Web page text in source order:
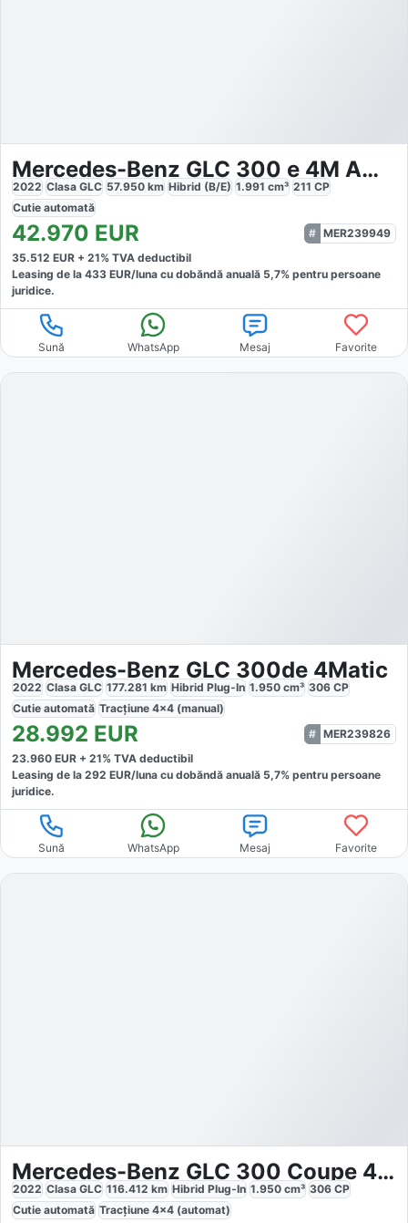
Mercedes-Benz GLC 300 e 4M AMG
2022 Clasa GLC 57.950 km Hibrid (B/E) 1.991 cm³ 211 CP
Cutie automată
42.970 EUR
MER239949
35.512 EUR + 21% TVA deductibil
Leasing de la 433 EUR/luna cu dobăndă anuală 5,7% pentru persoane
juridice.
Sună WhatsApp Mesaj Favorite
Mercedes-Benz GLC 300de 4Matic
2022 Clasa GLC 177.281 km Hibrid Plug-In 1.950 cm³ 306 CP
Cutie automată Tracțiune 4x4 (manual)
28.992 EUR
MER239826
23.960 EUR + 21% TVA deductibil
Leasing de la 292 EUR/luna cu dobăndă anuală 5,7% pentru persoane
juridice.
Sună WhatsApp Mesaj Favorite
Mercedes-Benz GLC 300 Coupe 4Matic
2022 Clasa GLC 116.412 km Hibrid Plug-In 1.950 cm³ 306 CP
Cutie automată Tracțiune 4x4 (automat)